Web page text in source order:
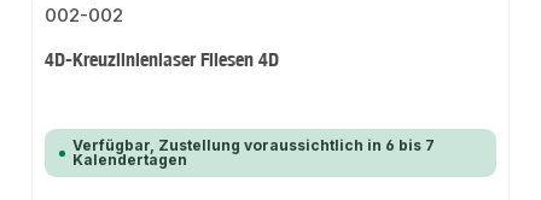
4D-Kreuzlinienlaser Fliesen 4D
Verfügbar, Zustellung voraussichtlich in 6 bis 7
Kalendertagen